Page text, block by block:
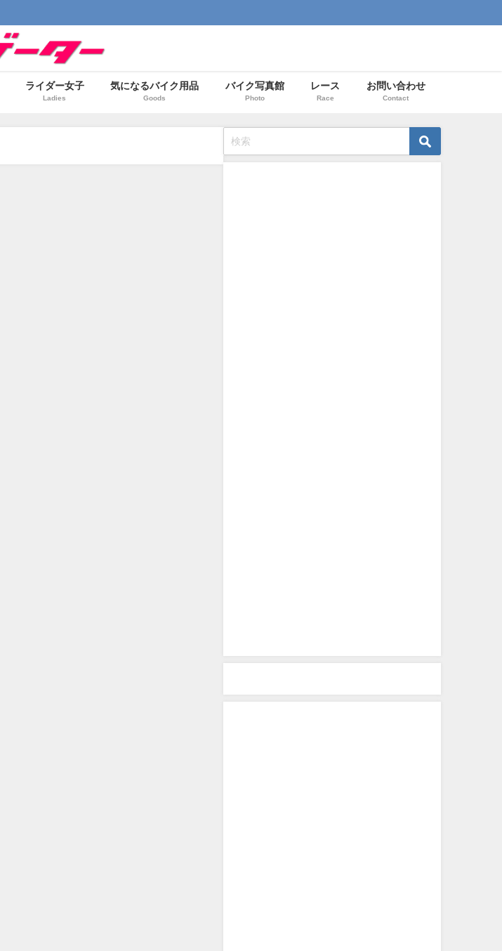
ライダー女子
Ladies
気になるバイク用品
Goods
バイク写真館
Photo
レース
Race
お問い合わせ
Contact